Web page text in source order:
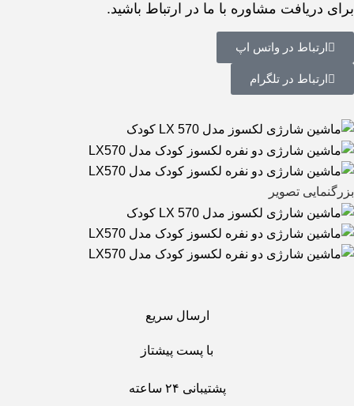
برای دریافت مشاوره با ما در ارتباط باشید.
ارتباط در واتس اپ
ارتباط در تلگرام
بزرگنمایی تصویر
ارسال سریع
با پست پیشتاز
پشتیبانی ۲۴ ساعته